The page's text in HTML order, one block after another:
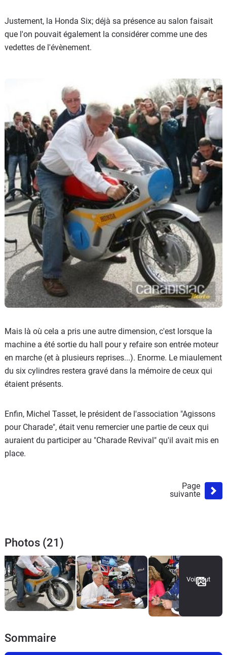
Justement, la Honda Six; déjà sa présence au salon faisait
que l'on pouvait également la considérer comme une des
vedettes de l'évènement.
Mais là où cela a pris une autre dimension, c'est lorsque la
machine a été sortie du hall pour y refaire son entrée moteur
en marche (et à plusieurs reprises...). Enorme. Le miaulement
du six cylindres restera gravé dans la mémoire de ceux qui
étaient présents.
Enfin, Michel Tasset, le président de l'association "Agissons
pour Charade", était venu remercier une partie de ceux qui
auraient du participer au "Charade Revival" qu'il avait mis en
place.
Page
suivante
Photos (21)
Voir tout
Sommaire